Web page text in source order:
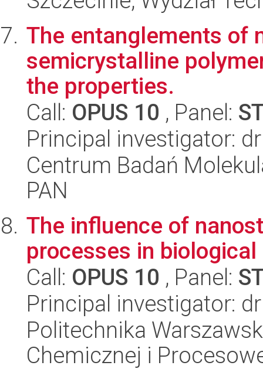
The entanglements of
semicrystalline
the properties.
Call: OPUS 10 , Panel:
Principal investigator:
Centrum Badań
PAN
The influence of
processes in
Call: OPUS 10 , Panel:
Principal investigator:
Politechnika
Chemicznej i